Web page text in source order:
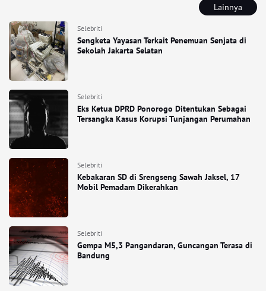
Lainnya
Selebriti
Sengketa Yayasan Terkait Penemuan Senjata di
Sekolah Jakarta Selatan
Selebriti
Eks Ketua DPRD Ponorogo Ditentukan Sebagai
Tersangka Kasus Korupsi Tunjangan Perumahan
Selebriti
Kebakaran SD di Srengseng Sawah Jaksel, 17
Mobil Pemadam Dikerahkan
Selebriti
Gempa M5,3 Pangandaran, Guncangan Terasa di
Bandung